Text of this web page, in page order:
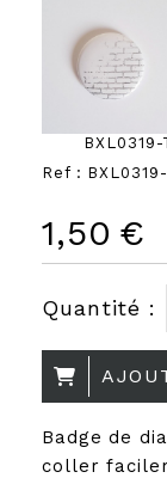
Ref :
1,50 €
Quantité :
Badge de
coller